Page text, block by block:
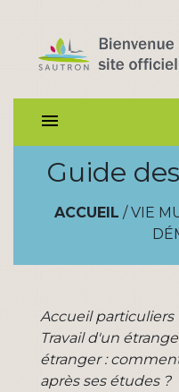
menu
Guide
ACCUEIL / VIE
Accueil particuliers
Travail d'un
étranger :
après ses études ?